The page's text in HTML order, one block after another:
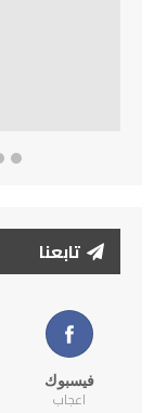
تابعنا
فيسبوك
اعجاب